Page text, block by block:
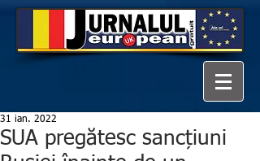
SUA pregătesc sancțiuni
31 ian. 2022